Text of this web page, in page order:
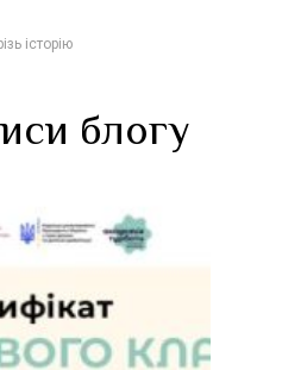
історію
блогу